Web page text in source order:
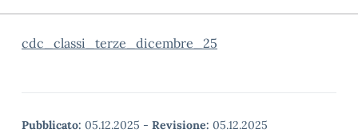
cdc_classi_terze_dicembre_25
Pubblicato: 05.12.2025 - Revisione: 05.12.2025